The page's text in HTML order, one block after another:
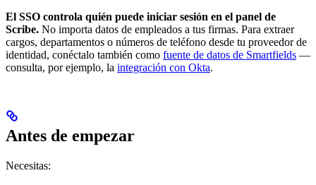
El SSO controla quién puede iniciar sesión en el panel de
Scribe. No importa datos de empleados a tus firmas. Para extraer
cargos, departamentos o números de teléfono desde tu proveedor de
identidad, conéctalo también como fuente de datos de Smartfields —
consulta, por ejemplo, la integración con Okta.
Antes de empezar
Necesitas: